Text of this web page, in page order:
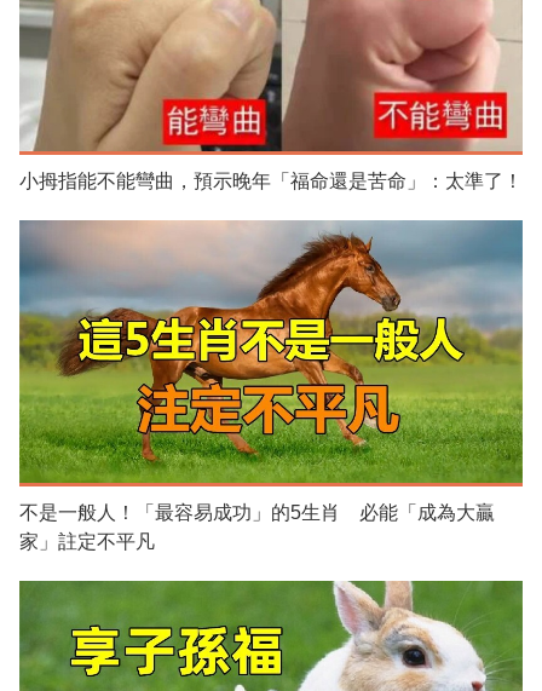
小拇指能不能彎曲，預示晚年「福命還是苦命」：太準了！
不是一般人！「最容易成功」的5生肖 必能「成為大贏
家」註定不平凡